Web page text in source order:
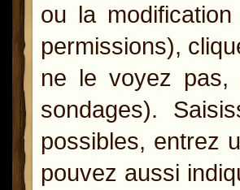
ou la
permissions),
ne le voyez pas,
sondages).
possibles, entrez
pouvez aussi